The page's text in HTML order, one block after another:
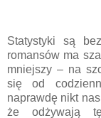
Statystyki są
romansów ma
mniejszy – na
się od
naprawdę nikt
że odżywają